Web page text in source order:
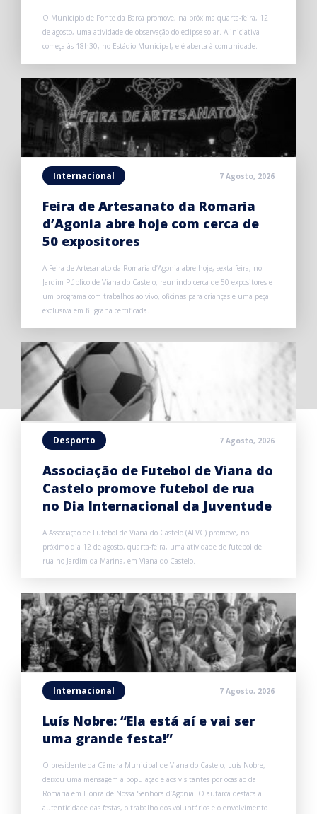
O Município de Ponte da Barca promove, na próxima quarta-feira, 12
de agosto, uma atividade de observação do eclipse solar. A iniciativa
começa às 18h30, no Estádio Municipal, e é aberta à comunidade.
Internacional 7 Agosto, 2026
Feira de Artesanato da Romaria
d’Agonia abre hoje com cerca de
50 expositores
A Feira de Artesanato da Romaria d’Agonia abre hoje, sexta-feira, no
Jardim Público de Viana do Castelo, reunindo cerca de 50 expositores e
um programa com trabalhos ao vivo, oficinas para crianças e uma peça
exclusiva em filigrana certificada.
Desporto 7 Agosto, 2026
Associação de Futebol de Viana do
Castelo promove futebol de rua
no Dia Internacional da Juventude
A Associação de Futebol de Viana do Castelo (AFVC) promove, no
próximo dia 12 de agosto, quarta-feira, uma atividade de futebol de
rua no Jardim da Marina, em Viana do Castelo.
Internacional 7 Agosto, 2026
Luís Nobre: “Ela está aí e vai ser
uma grande festa!”
O presidente da Câmara Municipal de Viana do Castelo, Luís Nobre,
deixou uma mensagem à população e aos visitantes por ocasião da
Romaria em Honra de Nossa Senhora d’Agonia. O autarca destaca a
autenticidade das festas, o trabalho dos voluntários e o envolvimento